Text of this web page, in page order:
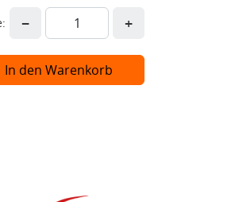
− +
In den Warenkorb